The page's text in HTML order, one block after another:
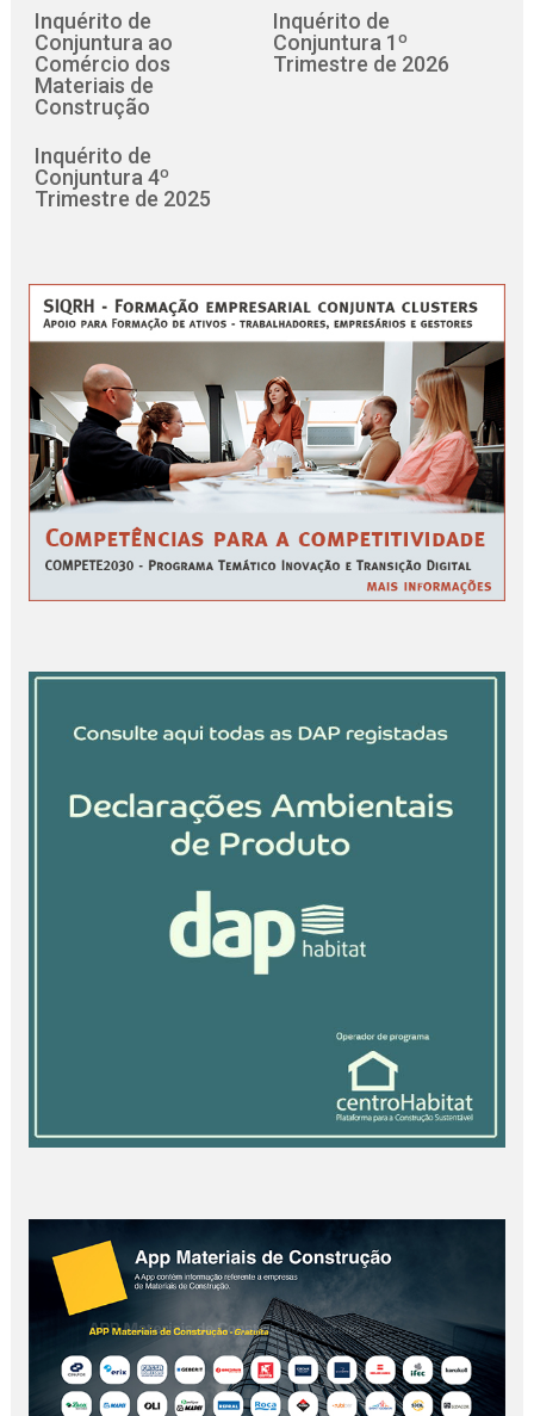
Inquérito de
Conjuntura ao
Comércio dos
Materiais de
Construção
Inquérito de
Conjuntura 1º
Trimestre de 2026
Inquérito de
Conjuntura 4º
Trimestre de 2025